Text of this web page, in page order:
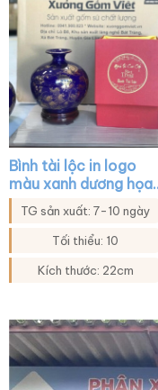
Bình tài lộc in logo
màu xanh dương họa
tiết cửu ngư quần hội
XG-BHL41
TG sản xuất: 7-10 ngày
Tối thiểu: 10
Kích thước: 22cm